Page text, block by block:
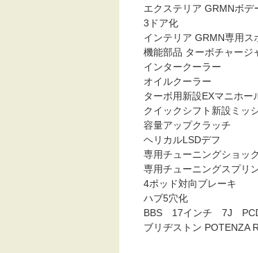
エクステリア GRMNボデ
3ドア化
インテリア GRMN専用ス
機能部品 ターボチャージ
インタークーラー
オイルクーラー
ターボ用新設EXマニホー
クイックシフト新設ミッ
容量アップクラッチ
ヘリカルLSDデフ
専用チューニングショック
専用チューニングスプリ
4ポッド対向ブレーキ
ハブ5穴化
BBS 17インチ 7J
ブリヂストン